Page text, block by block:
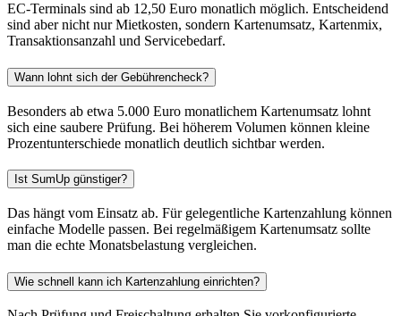
EC-Terminals sind ab 12,50 Euro monatlich möglich. Entscheidend
sind aber nicht nur Mietkosten, sondern Kartenumsatz, Kartenmix,
Transaktionsanzahl und Servicebedarf.
Wann lohnt sich der Gebührencheck?
Besonders ab etwa 5.000 Euro monatlichem Kartenumsatz lohnt
sich eine saubere Prüfung. Bei höherem Volumen können kleine
Prozentunterschiede monatlich deutlich sichtbar werden.
Ist SumUp günstiger?
Das hängt vom Einsatz ab. Für gelegentliche Kartenzahlung können
einfache Modelle passen. Bei regelmäßigem Kartenumsatz sollte
man die echte Monatsbelastung vergleichen.
Wie schnell kann ich Kartenzahlung einrichten?